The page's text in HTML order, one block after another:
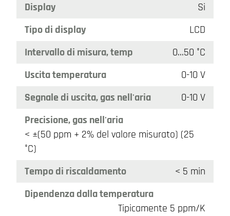
Display
Si
Tipo di display
LCD
Intervallo di misura, temp
0…50 °C
Uscita temperatura
0-10 V
Segnale di uscita, gas nell'aria
0-10 V
Precisione, gas nell'aria
< ±(50 ppm + 2% del valore misurato) (25
°C)
Tempo di riscaldamento
< 5 min
Dipendenza dalla temperatura
Tipicamente 5 ppm/K